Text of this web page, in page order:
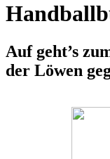
Auf geht’s
der Löwen